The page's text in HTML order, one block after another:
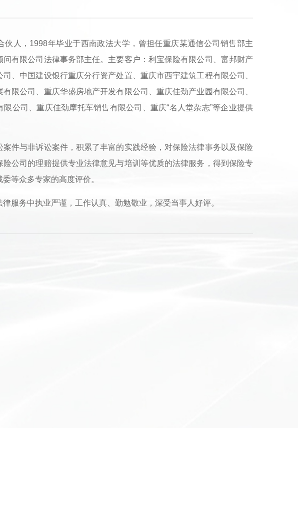
人，1998年毕业于西南政法大学，曾担任重庆某通信公司销售部主
问有限公司法律事务部主任。主要客户：利宝保险有限公司、富邦财产
、中国建设银行重庆分行资产处置、重庆市西宇建筑工程有限公司、
限公司、重庆华盛房地产开发有限公司、重庆佳劲产业园有限公司、
限公司、重庆佳劲摩托车销售有限公司、重庆“名人堂杂志”等企业提供
与非诉讼案件，积累了丰富的实践经验，对保险法律事务以及保险
险公司的理赔提供专业法律意见与培训等优质的法律服务，得到保险专
等众多专家的高度评价。
务中执业严谨，工作认真、勤勉敬业，深受当事人好评。